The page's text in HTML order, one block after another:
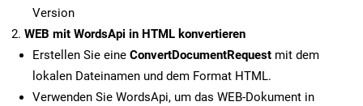
Version
WEB mit WordsApi in HTML konvertieren
Erstellen Sie eine ConvertDocumentRequest mit dem
lokalen Dateinamen und dem Format HTML.
Verwenden Sie WordsApi, um das WEB-Dokument in